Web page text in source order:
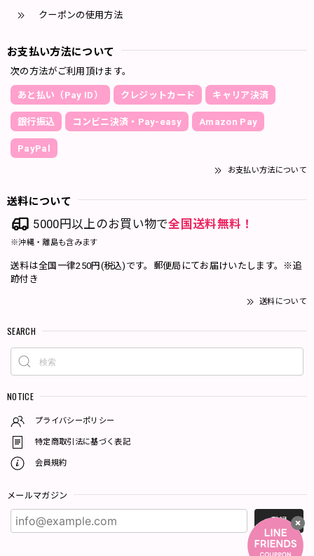
クーポンの使用方法
お支払い方法について
次の方法がご利用頂けます。
あと払い（Pay ID） クレジットカード キャリア決済
銀行振込 コンビニ決済・Pay-easy Amazon Pay
PayPal
お支払い方法について
送料について
5000円以上のお買い物で全国送料無料！
※沖縄・離島も含みます
送料は全国一律250円(税込)です。郵便局にてお届けいたします。※追
跡付き
送料について
SEARCH
NOTICE
プライバシーポリシー
特定商取引法に基づく表記
会員規約
メールマガジン
登録